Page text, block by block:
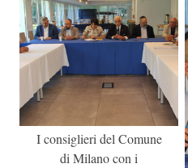
I consiglieri del Comune
di Milano con i